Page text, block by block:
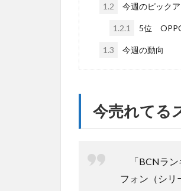
1.2 今週のピック
1.2.1 5位
1.3 今週の動向
今売れてる
「BCNラン
フォン（シリ